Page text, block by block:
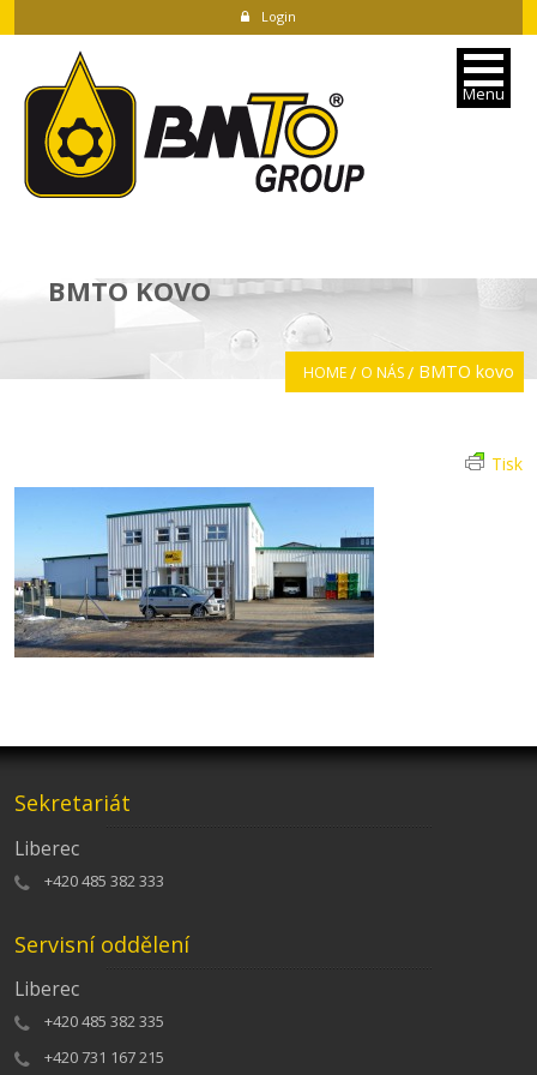
Login
BMTO KOVO
HOME O NÁS BMTO kovo
Tisk
Sekretariát
Liberec
+420 485 382 333
Servisní oddělení
Liberec
+420 485 382 335
+420 731 167 215
Menu